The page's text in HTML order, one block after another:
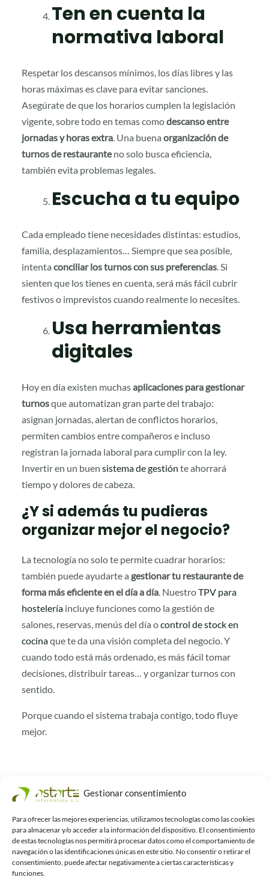
Gestionar consentimiento
Para ofrecer las mejores experiencias, utilizamos tecnologías como las cookies
para almacenar y/o acceder a la información del dispositivo. El consentimiento
de estas tecnologías nos permitirá procesar datos como el comportamiento de
navegación o las identificaciones únicas en este sitio. No consentir o retirar el
consentimiento, puede afectar negativamente a ciertas características y
funciones.
Ten en cuenta la
normativa laboral
Respetar los descansos mínimos, los días libres y las
horas máximas es clave para evitar sanciones.
Asegúrate de que los horarios cumplen la legislación
vigente, sobre todo en temas comodescanso entre
jornadas y horas extra . Una buenaorganización de
turnos de restauranteno solo busca eficiencia,
también evita problemas legales.
Escucha a tu equipo
Cada empleado tiene necesidades distintas: estudios,
familia, desplazamientos… Siempre que sea posible,
intentaconciliar los turnos con sus preferencias . Si
sienten que los tienes en cuenta, será más fácil cubrir
festivos o imprevistos cuando realmente lo necesites.
Usa herramientas
digitales
Hoy en día existen muchasaplicaciones para gestionar
turnosque automatizan gran parte del trabajo:
asignan jornadas, alertan de conflictos horarios,
permiten cambios entre compañeros e incluso
registran la jornada laboral para cumplir con la ley.
Invertir en un buensistema de gestión te ahorrará
tiempo y dolores de cabeza.
¿Y si además tu pudieras
organizar mejor el negocio?
La tecnología no solo te permite cuadrar horarios:
también puede ayudarte a gestionar tu restaurante de
forma más eficiente en el día a día. NuestroTPV para
hostelería incluye funciones como la gestión de
salones, reservas, menús del día ocontrol de stock en
cocinaque te da una visión completa del negocio. Y
cuando todo está más ordenado, es más fácil tomar
decisiones, distribuir tareas… y organizar turnos con
sentido.
Porque cuando el sistema trabaja contigo, todo fluye
mejor.
Entrada anterior Entrada siguiente →